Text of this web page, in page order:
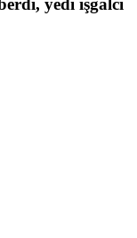
yedi işgalci